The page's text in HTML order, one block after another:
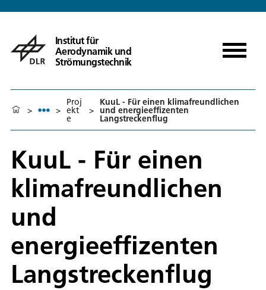
Institut für
Aerodynamik und
Strömungstechnik
> >
Proj
ekt
e
>
KuuL - Für einen klimafreundlichen
und energieeffizenten
Langstreckenflug
KuuL - Für einen
klimafreundlichen
und
energieeffizenten
Langstreckenflug